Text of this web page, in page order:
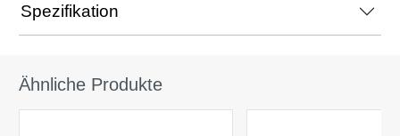
Spezifikation
Ähnliche Produkte